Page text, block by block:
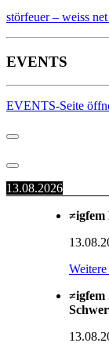
störfeuer – weiss
EVENTS
EVENTS-Seite
13.08.2026
≠igfem
≠igfem